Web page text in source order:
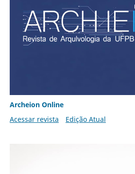
Archeion Online
Acessar revista
Edição Atual